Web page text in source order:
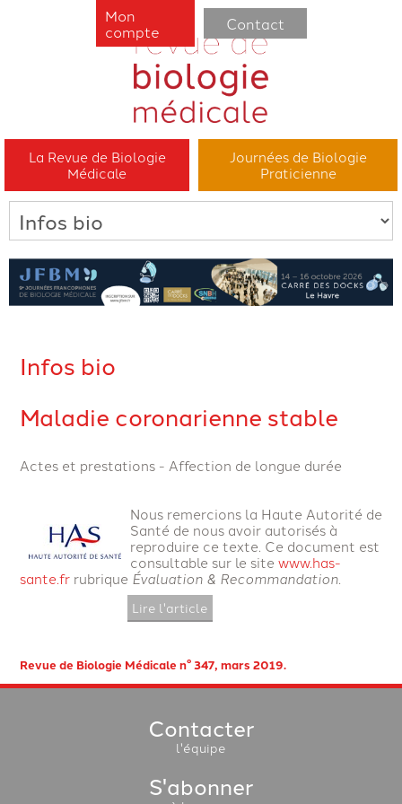
La Revue de Biologie
Médicale
Journées de Biologie
Praticienne
Mon
compte
Contact
Infos bio
Maladie coronarienne stable
Actes et prestations - Affection de longue durée
Nous remercions la Haute Autorité de
Santé de nous avoir autorisés à
reproduire ce texte. Ce document est
consultable sur le site www.has-
sante.fr rubrique Évaluation & Recommandation.
Lire l'article
Revue de Biologie Médicale n° 347, mars 2019.
Contacter
l'équipe
S'abonner